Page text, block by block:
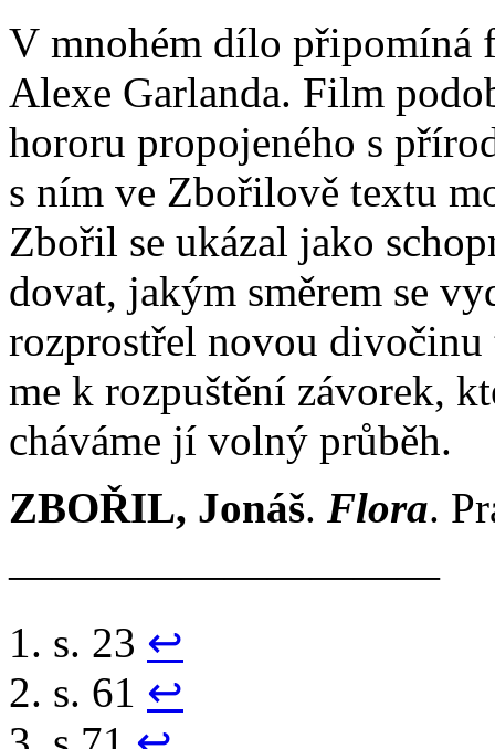
V mno­hém dí­lo při­po­mí­ná
Ale­xe Gar­lan­da. Film
ho­ro­ru pro­po­je­né­ho s
s ním ve Zbo­ři­lo­vě tex­tu
Zbo­řil se uká­zal ja­ko
do­vat, ja­kým smě­rem se
roz­pro­střel no­vou
me k roz­puš­tě­ní zá­vo­rek,
chá­vá­me jí vol­ný prů­běh.
ZBO­ŘIL, Jo­náš. Flo­ra.
——————————
s. 23 ↩︎
s. 61 ↩︎